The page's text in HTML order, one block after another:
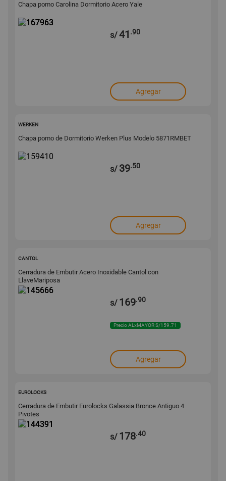
Chapa pomo Carolina Dormitorio Acero Yale
s/41 .90
Agregar
WERKEN
Chapa pomo de Dormitorio Werken Plus Modelo 5871RMBET
s/ 39.50
Agregar
CANTOL
Cerradura de Embutir Acero Inoxidable Cantol con
LlaveMariposa
s/ 169.90
Precio ALxMAYOR S/159.71
Agregar
EUROLOCKS
Cerradura de Embutir Eurolocks Galassia Bronce Antiguo 4
Pivotes
s/ 178.40